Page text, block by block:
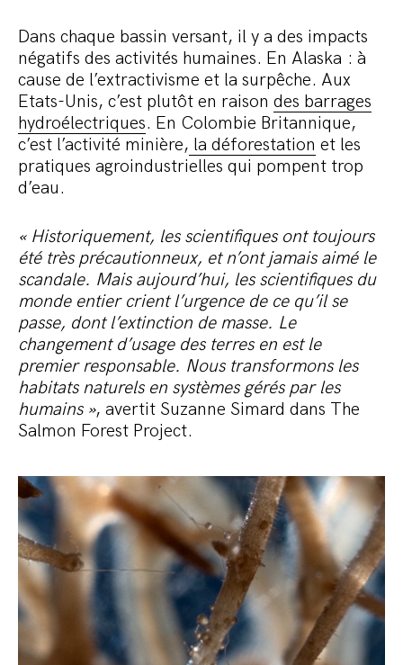
Dans chaque bassin versant, il y a des impacts
négatifs des activités humaines. En Alaska : à
cause de l’extractivisme et la surpêche. Aux
Etats-Unis, c’est plutôt en raison des barrages
hydroélectriques. En Colombie Britannique,
c’est l’activité minière, la déforestation et les
pratiques agroindustrielles qui pompent trop
d’eau.
« Historiquement, les scientifiques ont toujours
été très précautionneux, et n’ont jamais aimé le
scandale. Mais aujourd’hui, les scientifiques du
monde entier crient l’urgence de ce qu’il se
passe, dont l’extinction de masse. Le
changement d’usage des terres en est le
premier responsable. Nous transformons les
habitats naturels en systèmes gérés par les
humains », avertit Suzanne Simard dans The
Salmon Forest Project.